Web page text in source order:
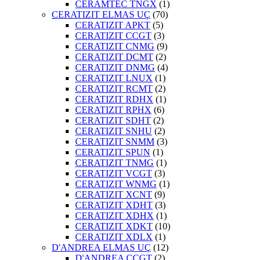
CERAMTEC TNGX (1)
CERATIZIT ELMAS UÇ (70)
CERATIZIT APKT (5)
CERATIZIT CCGT (3)
CERATIZIT CNMG (9)
CERATIZIT DCMT (2)
CERATIZIT DNMG (4)
CERATIZIT LNUX (1)
CERATIZIT RCMT (2)
CERATIZIT RDHX (1)
CERATIZIT RPHX (6)
CERATIZIT SDHT (2)
CERATIZIT SNHU (2)
CERATIZIT SNMM (3)
CERATIZIT SPUN (1)
CERATIZIT TNMG (1)
CERATIZIT VCGT (3)
CERATIZIT WNMG (1)
CERATIZIT XCNT (9)
CERATIZIT XDHT (3)
CERATIZIT XDHX (1)
CERATIZIT XDKT (10)
CERATIZIT XDLX (1)
D'ANDREA ELMAS UÇ (12)